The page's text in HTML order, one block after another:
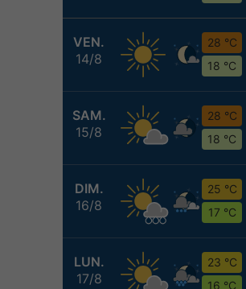
VEN.
14/8
28 °C
18 °C
SAM.
15/8
28 °C
18 °C
DIM.
16/8
25 °C
17 °C
LUN.
17/8
23 °C
16 °C